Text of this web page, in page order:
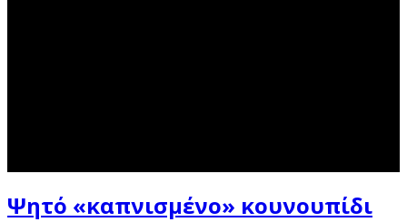
Ψητό «καπνισμένο» κουνουπίδι